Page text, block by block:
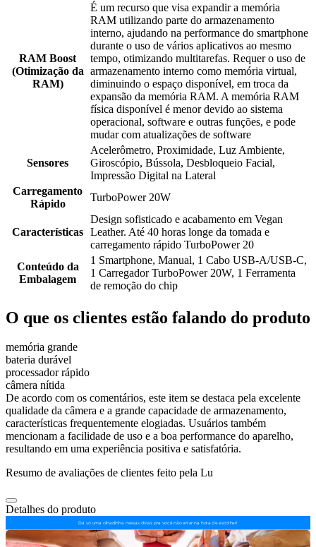
RAM Boost
(Otimização da
RAM)
É um recurso que visa expandir a memória
RAM utilizando parte do armazenamento
interno, ajudando na performance do smartphone
durante o uso de vários aplicativos ao mesmo
tempo, otimizando multitarefas. Requer o uso de
armazenamento interno como memória virtual,
diminuindo o espaço disponível, em troca da
expansão da memória RAM. A memória RAM
física disponível é menor devido ao sistema
operacional, software e outras funções, e pode
mudar com atualizações de software
Sensores
Acelerômetro, Proximidade, Luz Ambiente,
Giroscópio, Bússola, Desbloqueio Facial,
Impressão Digital na Lateral
Carregamento
Rápido
TurboPower 20W
Características
Design sofisticado e acabamento em Vegan
Leather. Até 40 horas longe da tomada e
carregamento rápido TurboPower 20
Conteúdo da
Embalagem
1 Smartphone, Manual, 1 Cabo USB-A/USB-C,
1 Carregador TurboPower 20W, 1 Ferramenta
de remoção do chip
O que os clientes estão falando do produto
memória grande
bateria durável
processador rápido
câmera nítida
De acordo com os comentários, este item se destaca pela excelente
qualidade da câmera e a grande capacidade de armazenamento,
características frequentemente elogiadas. Usuários também
mencionam a facilidade de uso e a boa performance do aparelho,
resultando em uma experiência positiva e satisfatória.
Resumo de avaliações de clientes feito pela Lu
Detalhes do produto